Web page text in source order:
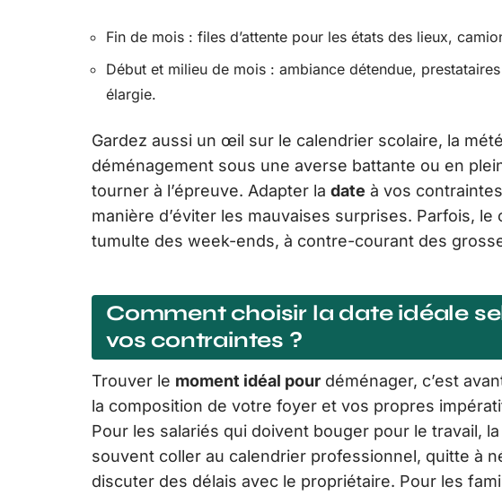
Fin de mois : files d’attente pour les états des lieux,
Début et milieu de mois : ambiance détendue,
élargie.
Gardez aussi un œil sur le calendrier scolaire, la
déménagement sous une averse battante ou en
tourner à l’épreuve. Adapter la date à vos
manière d’éviter les mauvaises surprises. Parfois,
tumulte des week-ends, à contre-courant des
Comment choisir la date idéale
vos contraintes ?
Trouver le moment idéal pour déménager, c’est
la composition de votre foyer et vos propres
Pour les salariés qui doivent bouger pour le travail, la
souvent coller au calendrier professionnel, quitte à
discuter des délais avec le propriétaire. Pour les